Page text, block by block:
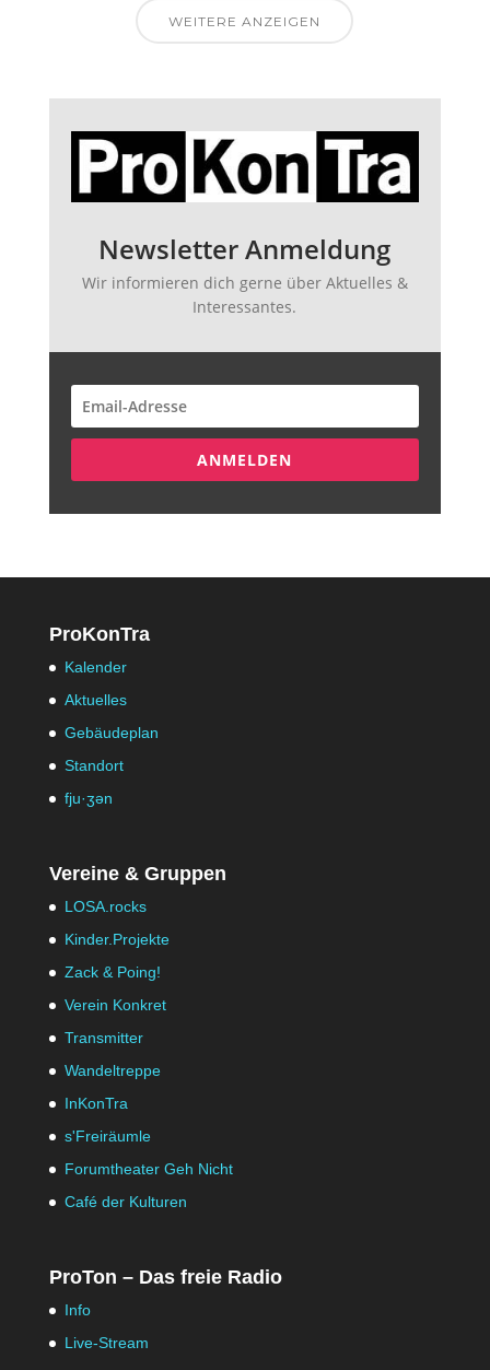
WEITERE ANZEIGEN
Newsletter Anmeldung
Wir informieren dich gerne über Aktuelles &
Interessantes.
ANMELDEN
ProKonTra
Kalender
Aktuelles
Gebäudeplan
Standort
fju·ʒən
Vereine & Gruppen
LOSA.rocks
Kinder.Projekte
Zack & Poing!
Verein Konkret
Transmitter
Wandeltreppe
InKonTra
s'Freiräumle
Forumtheater Geh Nicht
Café der Kulturen
ProTon – Das freie Radio
Info
Live-Stream